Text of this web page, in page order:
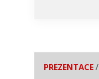
PREZENTACE/